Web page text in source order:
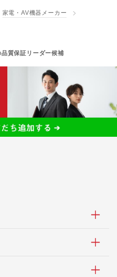
家電・AV機器メーカー
質保証リーダー候補